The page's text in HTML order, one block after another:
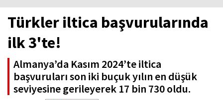
Türkler iltica başvurularında
ilk 3'te!
Almanya’da Kasım 2024’te iltica
başvuruları son iki buçuk yılın en düşük
seviyesine gerileyerek 17 bin 730 oldu.